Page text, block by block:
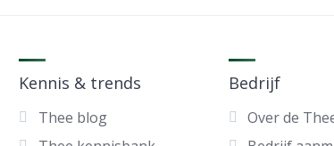
Kennis & trends
Thee blog
Bedrijf
Over de